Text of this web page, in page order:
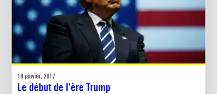
18 janvier, 2017
Le début de l’ère Trump